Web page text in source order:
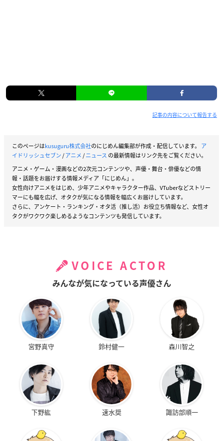
記事の内容について報告する
このページはkusuguru株式会社のにじめん編集部が作成・配信しています。 ア
イドリッシュセブン/アニメ/ニュース の最新情報はリンク先をご覧ください。
アニメ・ゲーム・漫画などの2次元コンテンツや、声優・舞台・俳優などの情
報・話題をお届けする情報メディア「にじめん」。
女性向けアニメをはじめ、少年アニメやキャラクター作品、VTuberなどストリー
マーにも幅を広げ、オタクが気になる情報を幅広くお届けしています。
さらに、アンケート・ランキング・オタ活（推し活）お役立ち情報など、女性オ
タクがワクワク楽しめるようなコンテンツも発信しています。
VOICE ACTOR
みんなが気になっている声優さん
宮野真守 鈴村健一 森川智之
下野紘 速水奨 諏訪部順一